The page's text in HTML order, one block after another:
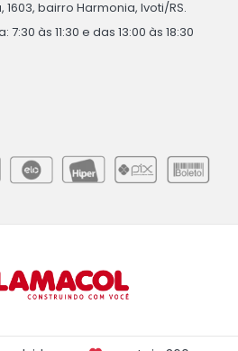
1603, bairro Harmonia, Ivoti/RS.
às 11:30 e das 13:00 às 18:30